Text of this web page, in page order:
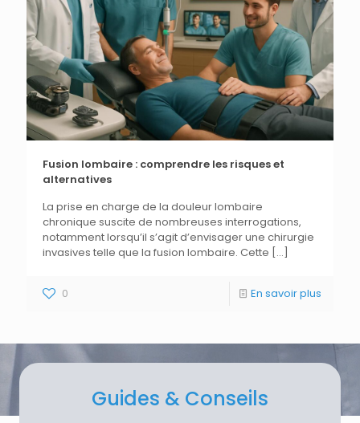
Fusion lombaire : comprendre les risques et
alternatives
La prise en charge de la douleur lombaire
chronique suscite de nombreuses interrogations,
notamment lorsqu’il s’agit d’envisager une chirurgie
invasives telle que la fusion lombaire. Cette […]
0 En savoir plus
Guides & Conseils